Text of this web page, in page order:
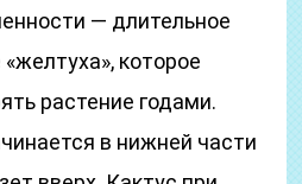
— длительное
которое
растение годами.
в нижней части